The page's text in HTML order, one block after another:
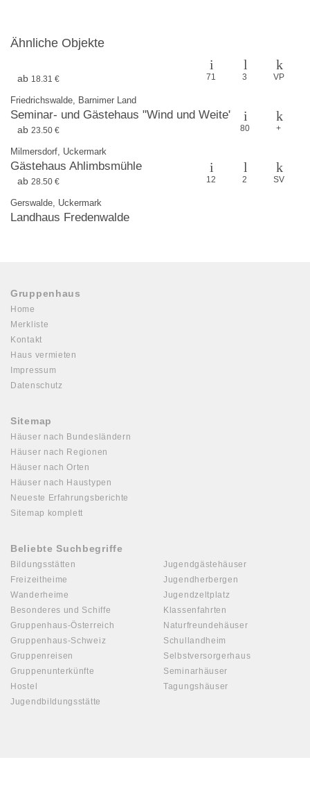
Ähnliche Objekte
ab 18.31 € 71 3 VP
Friedrichswalde, Barnimer Land
Seminar- und Gästehaus "Wind und Weite"
ab 23.50 € 80 +
Milmersdorf, Uckermark
Gästehaus Ahlimbsmühle
ab 28.50 € 12 2 SV
Gerswalde, Uckermark
Landhaus Fredenwalde
Gruppenhaus
Home
Merkliste
Kontakt
Haus vermieten
Impressum
Datenschutz
Sitemap
Häuser nach Bundesländern
Häuser nach Regionen
Häuser nach Orten
Häuser nach Haustypen
Neueste Erfahrungsberichte
Sitemap komplett
Beliebte Suchbegriffe
Bildungsstätten
Freizeitheime
Wanderheime
Besonderes und Schiffe
Gruppenhaus-Österreich
Gruppenhaus-Schweiz
Gruppenreisen
Gruppenunterkünfte
Hostel
Jugendbildungsstätte
Jugendgästehäuser
Jugendherbergen
Jugendzeltplatz
Klassenfahrten
Naturfreundehäuser
Schullandheim
Selbstversorgerhaus
Seminarhäuser
Tagungshäuser